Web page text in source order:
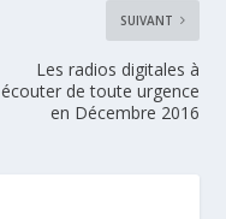
SUIVANT
Les radios digitales à
écouter de toute urgence
en Décembre 2016